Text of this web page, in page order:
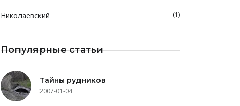
Николаевский (1)
Популярные статьи
Тайны рудников
2007-01-04